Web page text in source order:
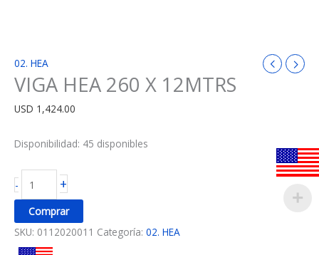
02. HEA
VIGA HEA 260 X 12MTRS
USD 1,424.00
Disponibilidad: 45 disponibles
- +
Comprar
SKU: 0112020011 Categoría: 02. HEA